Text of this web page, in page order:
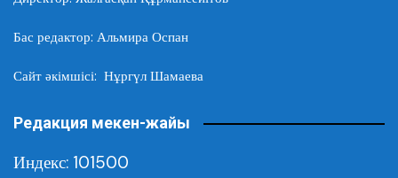
Бас редактор: Альмира Оспан
Сайт әкімшісі: Нұргүл Шамаева
Редакция мекен-жайы
Индекс: 101500